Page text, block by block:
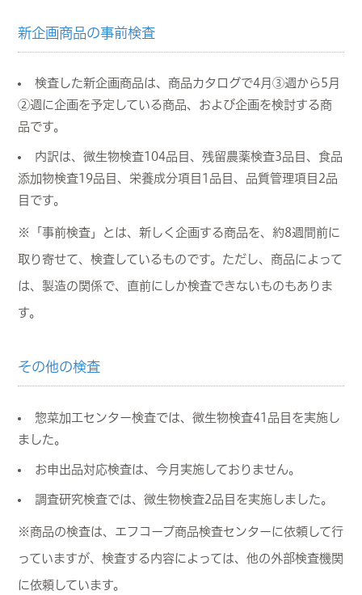
新企画商品の事前検査
検査した新企画商品は、商品カタログで4月③週から5月
②週に企画を予定している商品、および企画を検討する商
品です。
内訳は、微生物検査104品目、残留農薬検査3品目、食品
添加物検査19品目、栄養成分項目1品目、品質管理項目2品
目です。
※「事前検査」とは、新しく企画する商品を、約8週間前に
取り寄せて、検査しているものです。ただし、商品によって
は、製造の関係で、直前にしか検査できないものもありま
す。
その他の検査
惣菜加工センター検査では、微生物検査41品目を実施し
ました。
お申出品対応検査は、今月実施しておりません。
調査研究検査では、微生物検査2品目を実施しました。
※商品の検査は、エフコープ商品検査センターに依頼して行
っていますが、検査する内容によっては、他の外部検査機関
に依頼しています。